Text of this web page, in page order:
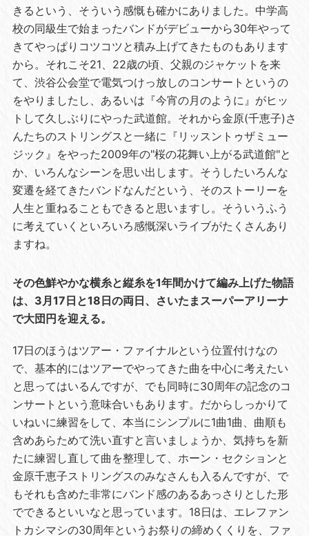
きるという、そういう感慨も確かにありました。中学高
校の同級生で始まったバンドがデビューから30年やって
きてやっぱりコツコツと積み上げてきたものもあります
から。それこそ21、22歳の頃、父親のジャケットを来
て、渋谷公会堂で電気つけっ放しのコンサートというの
をやりましたし、あるいは『今宵の月のように』がヒッ
トして久しぶりにやった武道館。それから金原(千恵子)さ
んたちのストリングスと一緒に『リッスントゥザミュー
ジック』をやった2009年の"桜の花舞い上がる武道館"と
か、いろんなシーンを思い出します。そうしたいろんな
変遷を経てきたバンドなんだという、そのストーリーを
人生と重ねることもできると思いますし。そういうふう
に考えていくといろいろ感慨深いライブがたくさんあり
ますね。
その色鮮やかな横糸と縦糸を1年間かけて編み上げた物語
は、3月17日と18日の両日、さいたまスーパーアリーナ
で大団円を迎える。
17日のほうはツアー・ファイナルという位置付けなの
で、基本的にはツアーでやってきた曲を中心に考えたい
と思ってはいるんですが、でも同時に30周年の記念のコ
ンサートという意味合いもあります。だからしっかりて
いねいに練習をして、本当にシンプルに1曲1曲、曲順も
含めあらためて洗い直すと言いましょうか、気持ちを新
たに練習し直して曲を整理して、ホーン・セクションと
金原千恵子ストリングスのみなさんも入るんですが、で
もそれも含めた非常にバンド感のあるあっさりとした形
でできるといいなと思っています。18日は、エレファン
トカシマシの30周年というお祭りの締めくくりを、ファ